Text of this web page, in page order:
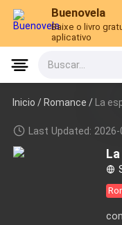
Buenovela
Baixe o livro
aplicativo
Buscar...
Inicio /Romance / La
Last Updated: 2026-